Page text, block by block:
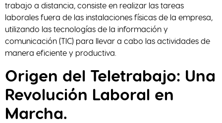
trabajo a distancia, consiste en realizar las tareas
laborales fuera de las instalaciones físicas de la empresa,
utilizando las tecnologías de la información y
comunicación (TIC) para llevar a cabo las actividades de
manera eficiente y productiva.
Origen del Teletrabajo: Una
Revolución Laboral en
Marcha.